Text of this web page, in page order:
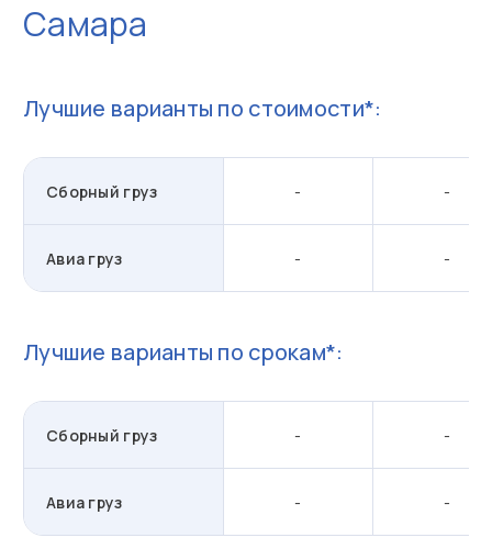
Самара
Лучшие варианты по стоимости*:
Сборный груз - -
Авиа груз - -
Лучшие варианты по срокам*:
Сборный груз - -
Авиа груз - -